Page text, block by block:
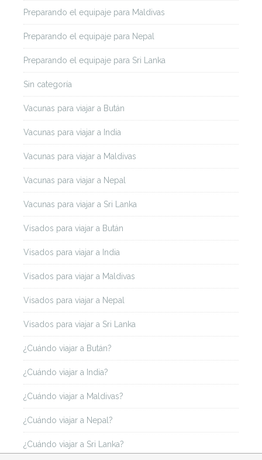
Preparando el equipaje para Maldivas
Preparando el equipaje para Nepal
Preparando el equipaje para Sri Lanka
Sin categoría
Vacunas para viajar a Bután
Vacunas para viajar a India
Vacunas para viajar a Maldivas
Vacunas para viajar a Nepal
Vacunas para viajar a Sri Lanka
Visados para viajar a Bután
Visados para viajar a India
Visados para viajar a Maldivas
Visados para viajar a Nepal
Visados para viajar a Sri Lanka
¿Cuándo viajar a Bután?
¿Cuándo viajar a India?
¿Cuándo viajar a Maldivas?
¿Cuándo viajar a Nepal?
¿Cuándo viajar a Sri Lanka?